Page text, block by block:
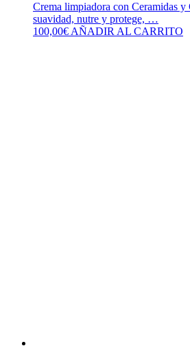
Crema limpiadora con Ceramidas
suavidad, nutre y protege, …
100,00€ AÑADIR AL CARRITO